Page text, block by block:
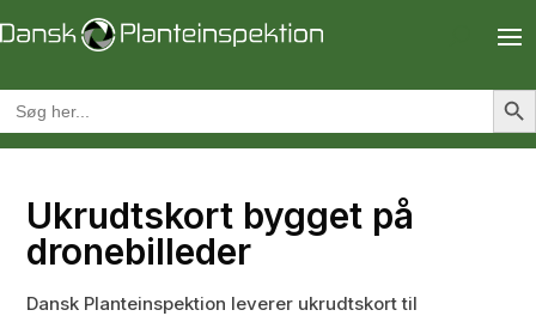
Search
for:
Search
Ukrudtskort bygget på
dronebilleder
Dansk Planteinspektion leverer ukrudtskort til